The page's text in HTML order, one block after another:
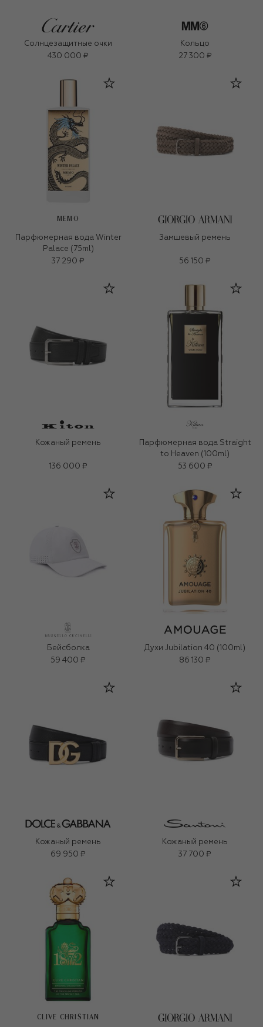
Солнцезащитные очки
430 000 ₽
Кольцо
27 300 ₽
MEMO
Парфюмерная вода Winter
Palace (75ml)
37 290 ₽
Замшевый ремень
56 150 ₽
Кожаный ремень
136 000 ₽
Парфюмерная вода Straight
to Heaven (100ml)
53 600 ₽
Бейсболка
59 400 ₽
Духи Jubilation 40 (100ml)
86 130 ₽
Кожаный ремень
69 950 ₽
Кожаный ремень
37 700 ₽
CLIVE CHRISTIAN